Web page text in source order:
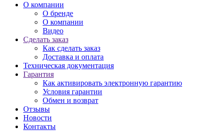
О компании
О бренде
О компании
Видео
Сделать заказ
Как сделать заказ
Доставка и оплата
Техническая документация
Гарантия
Как активировать электронную гарантию
Условия гарантии
Обмен и возврат
Отзывы
Новости
Контакты